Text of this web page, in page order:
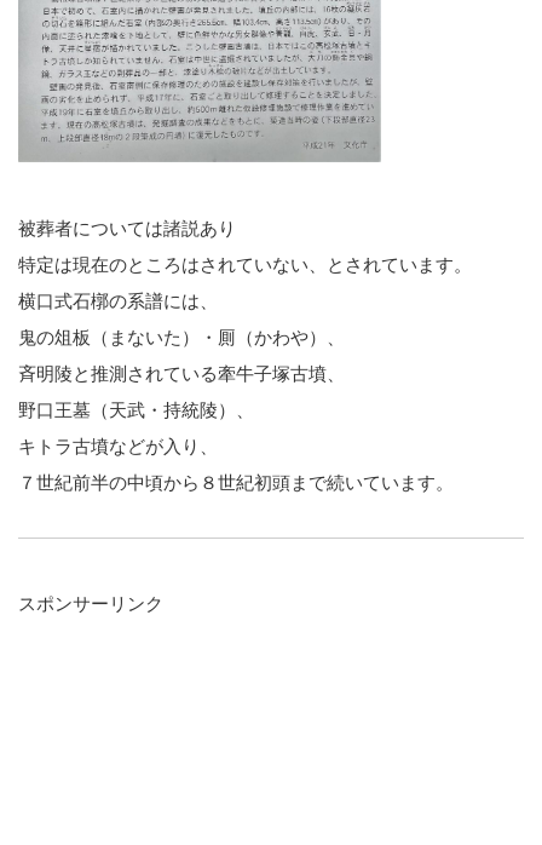
被葬者については諸説あり
特定は現在のところはされていない、とされています。
横口式石槨の系譜には、
鬼の俎板（まないた）・厠（かわや）、
斉明陵と推測されている牽牛子塚古墳、
野口王墓（天武・持統陵）、
キトラ古墳などが入り、
７世紀前半の中頃から８世紀初頭まで続いています。
スポンサーリンク